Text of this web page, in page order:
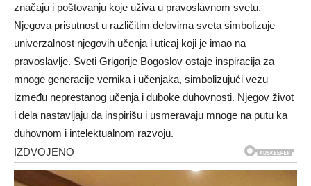
značaju i poštovanju koje uživa u pravoslavnom svetu.
Njegova prisutnost u različitim delovima sveta simbolizuje
univerzalnost njegovih učenja i uticaj koji je imao na
pravoslavlje. Sveti Grigorije Bogoslov ostaje inspiracija za
mnoge generacije vernika i učenjaka, simbolizujući vezu
između neprestanog učenja i duboke duhovnosti. Njegov život
i dela nastavljaju da inspirišu i usmeravaju mnoge na putu ka
duhovnom i intelektualnom razvoju.